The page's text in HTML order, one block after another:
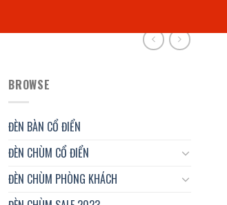
BROWSE
ĐÈN BÀN CỔ ĐIỂN
ĐÈN CHÙM CỔ ĐIỂN
ĐÈN CHÙM PHÒNG KHÁCH